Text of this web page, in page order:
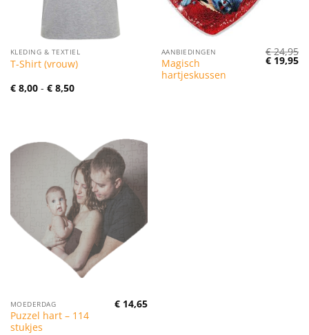
KLEDING & TEXTIEL
T-Shirt (vrouw)
€8,00 - €8,50Prijsklasse:
€ 8,00
AANBIEDINGEN
Magisch
hartjeskussen
€24,95
prijs
€ 19,95
MOEDERDAG
Puzzel hart – 114
stukjes
€ 14,65